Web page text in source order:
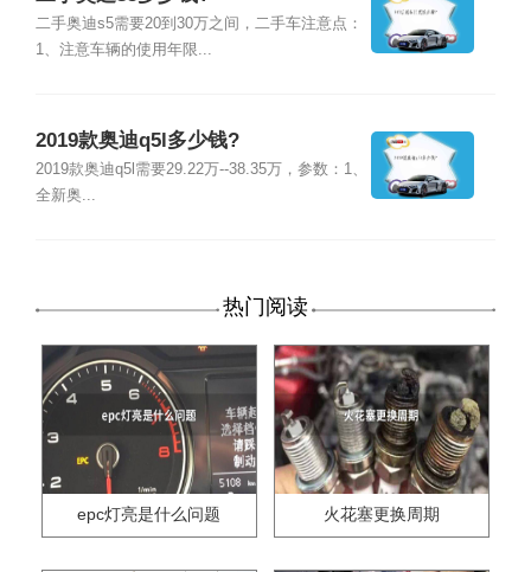
二手奥迪s5需要20到30万之间，二手车注意点：
1、注意车辆的使用年限...
2019款奥迪q5l多少钱?
2019款奥迪q5l需要29.22万--38.35万，参数：1、
全新奥...
热门阅读
epc灯亮是什么问题 火花塞更换周期